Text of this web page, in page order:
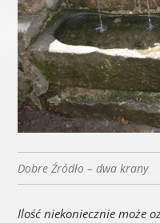
Dobre Źródło – dwa krany
Ilość niekoniecznie może